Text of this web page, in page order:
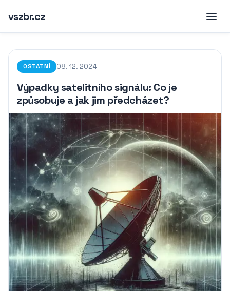
vszbr.cz
OSTATNÍ 08. 12. 2024
Výpadky satelitního signálu: Co je
způsobuje a jak jim předcházet?